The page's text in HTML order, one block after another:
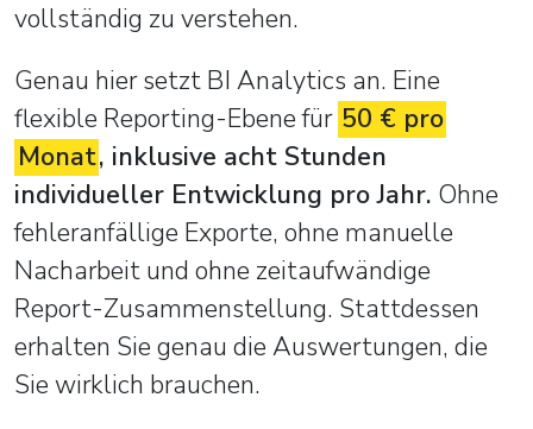
vollständig zu verstehen.
Genau hier setzt BI Analytics an. Eine
flexible Reporting-Ebene für 50 € pro
Monat, inklusive acht Stunden
individueller Entwicklung pro Jahr. Ohne
fehleranfällige Exporte, ohne manuelle
Nacharbeit und ohne zeitaufwändige
Report-Zusammenstellung. Stattdessen
erhalten Sie genau die Auswertungen, die
Sie wirklich brauchen.